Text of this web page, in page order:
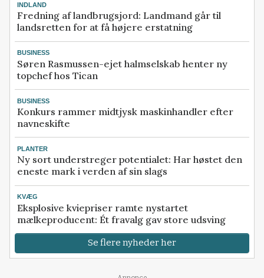
INDLAND
Fredning af landbrugsjord: Landmand går til
landsretten for at få højere erstatning
BUSINESS
Søren Rasmussen-ejet halmselskab henter ny
topchef hos Tican
BUSINESS
Konkurs rammer midtjysk maskinhandler efter
navneskifte
PLANTER
Ny sort understreger potentialet: Har høstet den
eneste mark i verden af sin slags
KVÆG
Eksplosive kviepriser ramte nystartet
mælkeproducent: Ét fravalg gav store udsving
Se flere nyheder her